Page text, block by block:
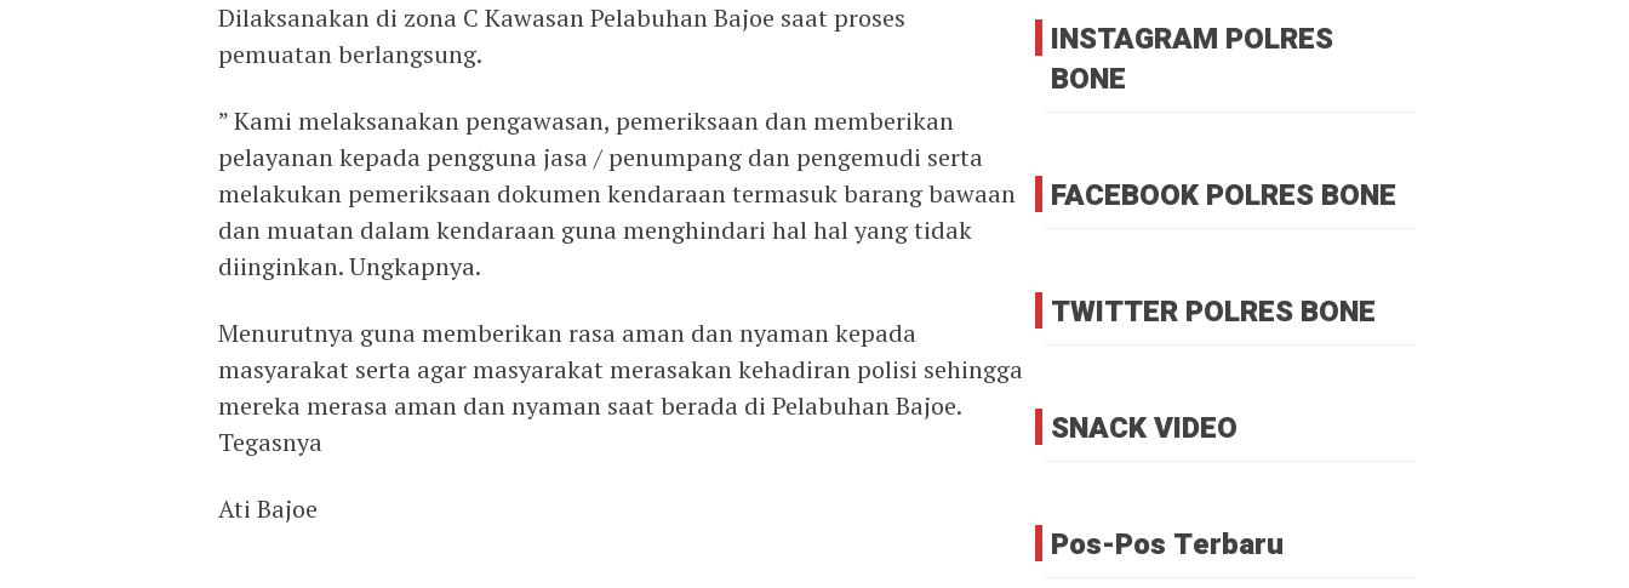
Dilaksanakan di zona C Kawasan Pelabuhan Bajoe saat proses
pemuatan berlangsung.
” Kami melaksanakan pengawasan, pemeriksaan dan memberikan
pelayanan kepada pengguna jasa / penumpang dan pengemudi serta
melakukan pemeriksaan dokumen kendaraan termasuk barang bawaan
dan muatan dalam kendaraan guna menghindari hal hal yang tidak
diinginkan. Ungkapnya.
Menurutnya guna memberikan rasa aman dan nyaman kepada
masyarakat serta agar masyarakat merasakan kehadiran polisi sehingga
mereka merasa aman dan nyaman saat berada di Pelabuhan Bajoe.
Tegasnya
Ati Bajoe
INSTAGRAM POLRES
BONE
FACEBOOK POLRES BONE
TWITTER POLRES BONE
SNACK VIDEO
Pos-Pos Terbaru